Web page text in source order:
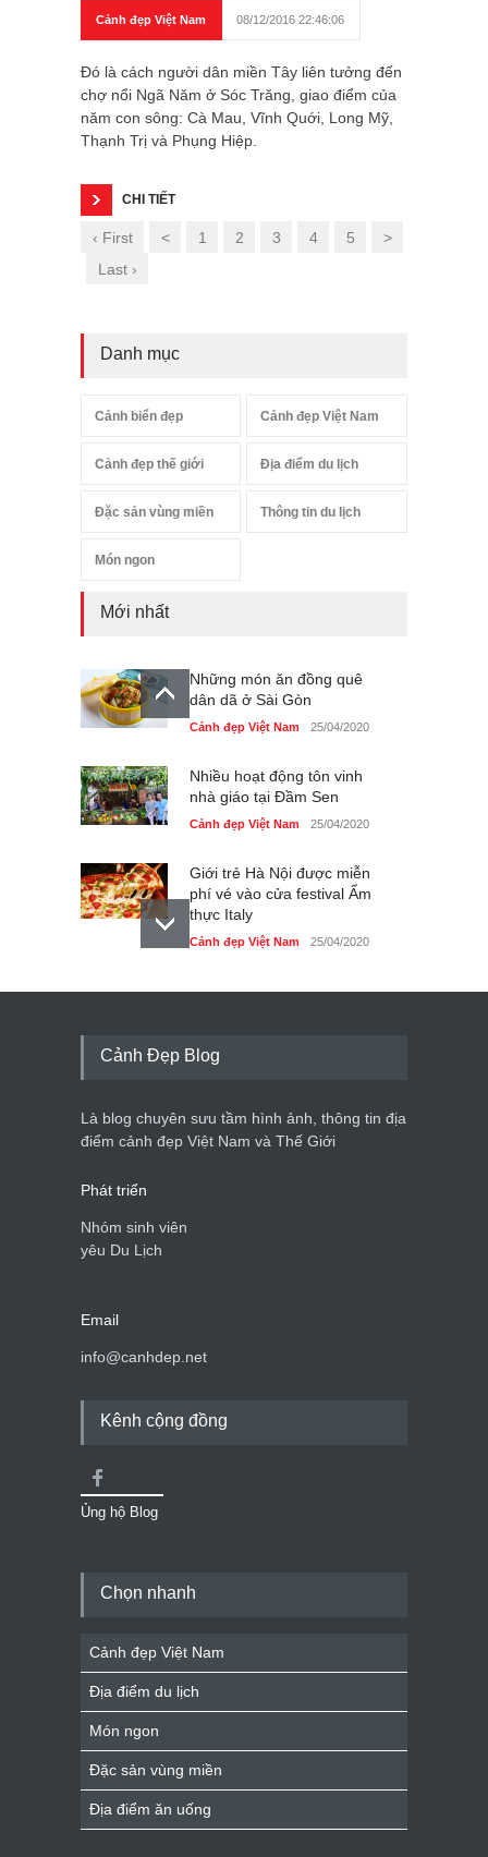
Cảnh đẹp Việt Nam 08/12/2016 22:46:06
Đó là cách người dân miền Tây liên tưởng đến
chợ nổi Ngã Năm ở Sóc Trăng, giao điểm của
năm con sông: Cà Mau, Vĩnh Quới, Long Mỹ,
Thạnh Trị và Phụng Hiệp.
CHI TIẾT
‹ First < 1 2 3 4 5
>
Last ›
Danh mục
Cảnh biển đẹp Cảnh đẹp Việt Nam
Cảnh đẹp thế giới Địa điểm du lịch
Đặc sản vùng miền Thông tin du lịch
Món ngon
Mới nhất
Những món ăn đồng quê
dân dã ở Sài Gòn
Cảnh đẹp Việt Nam 25/04/2020
Nhiều hoạt động tôn vinh
nhà giáo tại Đầm Sen
Cảnh đẹp Việt Nam 25/04/2020
Giới trẻ Hà Nội được miễn
phí vé vào cửa festival Ẩm
thực Italy
Cảnh đẹp Việt Nam 25/04/2020
Tam giác mạch khoe sắc
du lịch quốc gia
Cảnh đẹp Việt Nam 24/04/2020
Cảnh Đẹp Blog
Là blog chuyên sưu tầm hình ảnh, thông tin địa
điểm cảnh đẹp Việt Nam và Thế Giới
Phát triển
Nhóm sinh viên
yêu Du Lịch
Email
info@canhdep.net
Kênh cộng đồng
Ủng hộ Blog
Chọn nhanh
Cảnh đẹp Việt Nam
Địa điểm du lịch
Món ngon
Đặc sản vùng miền
Địa điểm ăn uống